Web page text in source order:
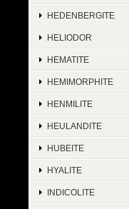
HEDENBERGITE
HELIODOR
HEMATITE
HEMIMORPHITE
HENMILITE
HEULANDITE
HUBEITE
HYALITE
INDICOLITE